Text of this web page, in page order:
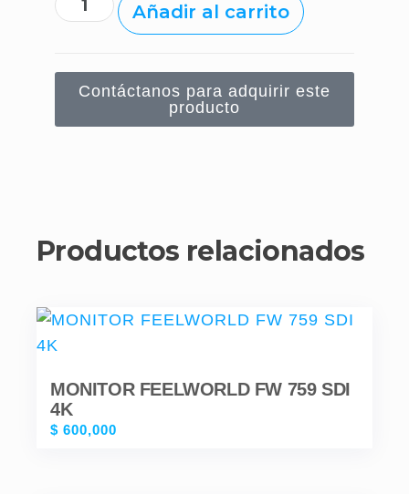
Añadir al carrito
Contáctanos para adquirir este
producto
Productos relacionados
MONITOR FEELWORLD FW 759 SDI
4K
$ 600,000